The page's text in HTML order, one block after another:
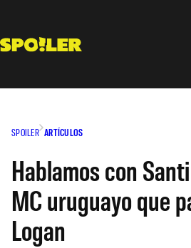
contenido
SPOILER ARTÍCULOS
Hablamos con
MC uruguayo que
Logan